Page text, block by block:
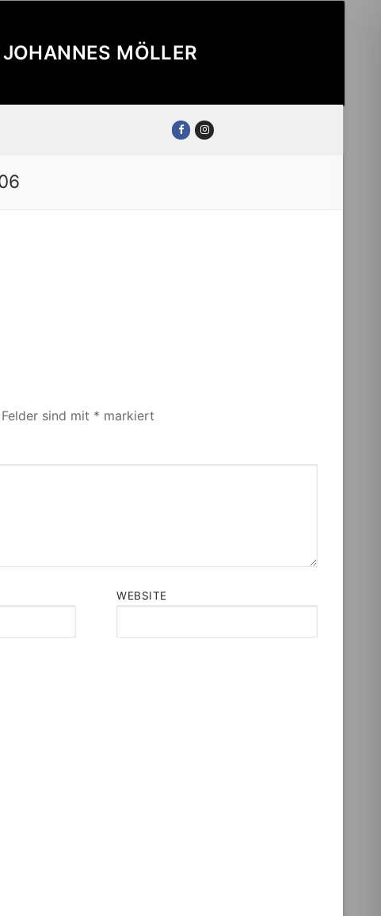
MÖLLER
sind mit * markiert
WEBSITE